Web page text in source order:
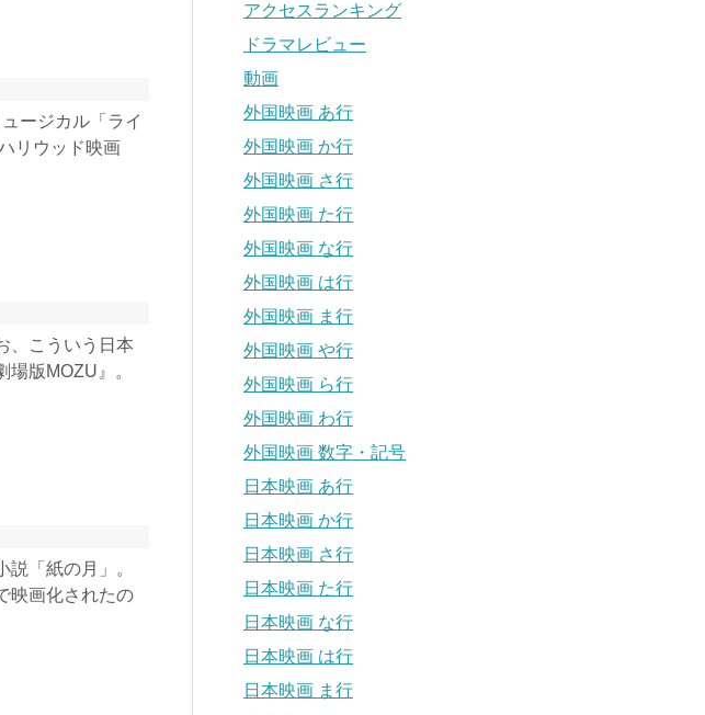
ージカル「ライ
リウッド映画
、こういう日本
版MOZU』。
「紙の月」。
映画化されたの
アクセスランキング
ドラマレビュー
動画
外国映画 あ行
外国映画 か行
外国映画 さ行
外国映画 た行
外国映画 な行
外国映画 は行
外国映画 ま行
外国映画 や行
外国映画 ら行
外国映画 わ行
外国映画 数字・記号
日本映画 あ行
日本映画 か行
日本映画 さ行
日本映画 た行
日本映画 な行
日本映画 は行
日本映画 ま行